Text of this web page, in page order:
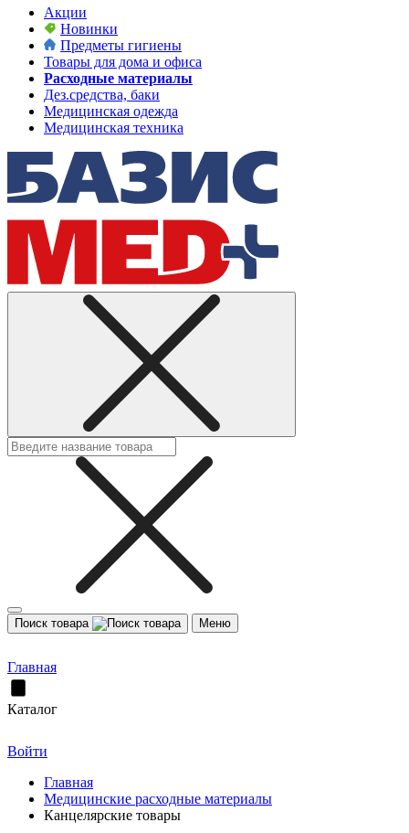
Акции
Новинки
Предметы гигиены
Товары для дома и офиса
Расходные материалы
Дез.средства, баки
Медицинская одежда
Медицинская техника
Поиск товара Меню
Главная
Каталог
Войти
Главная
Медицинские расходные материалы
Канцелярские товары